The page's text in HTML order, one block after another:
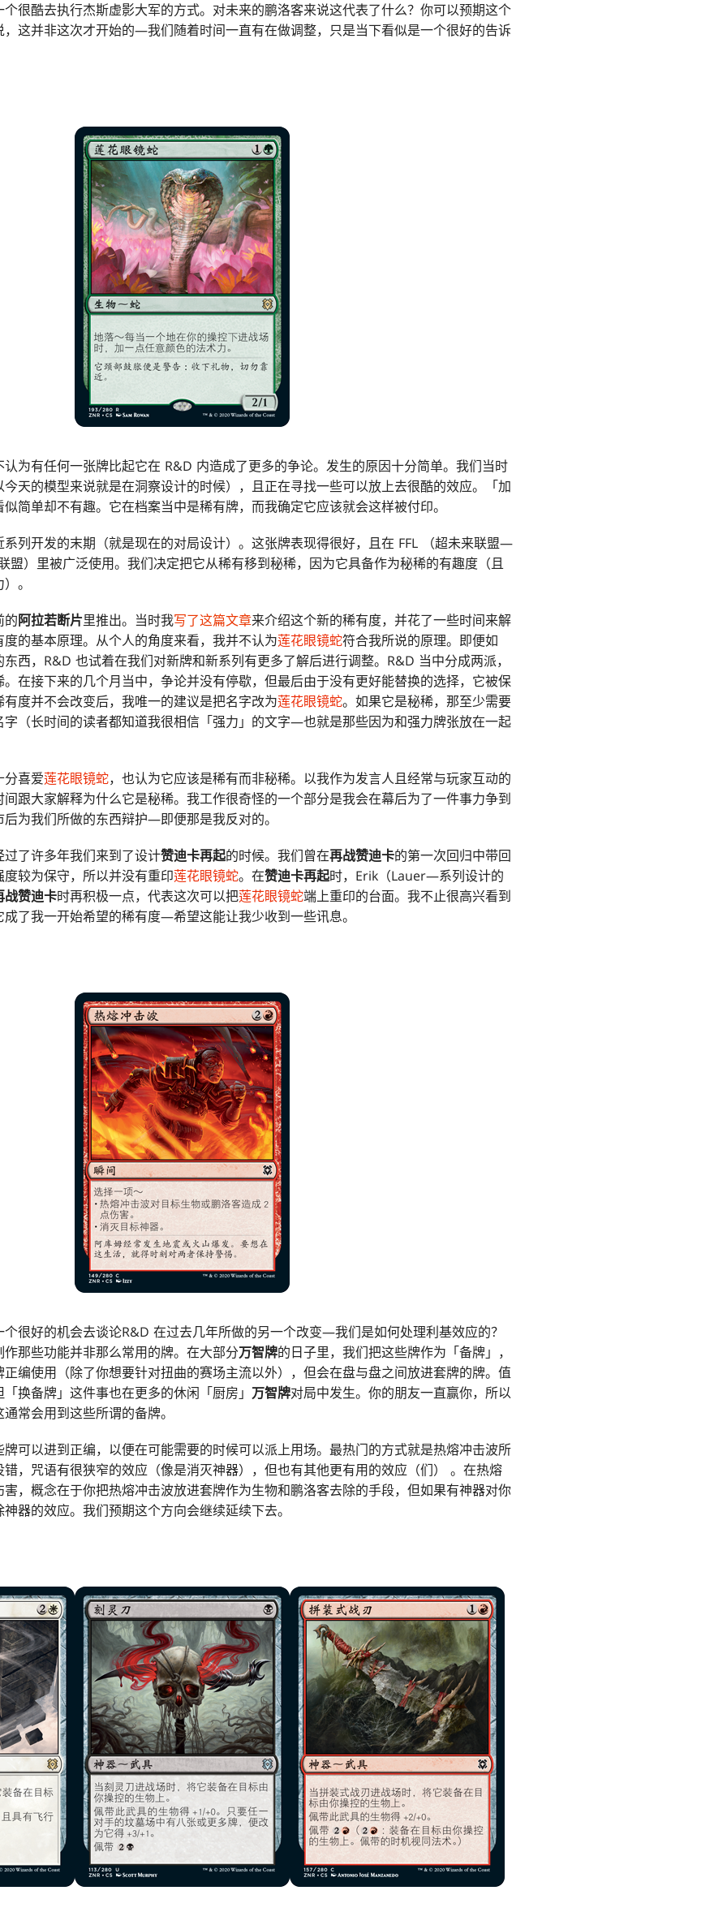
很酷去执行杰斯虚影大军的方式。对未来的鹏洛客来说这代表了什么？你可以预期这个
，这并非这次才开始的—我们随着时间一直有在做调整，只是当下看似是一个很好的告诉
认为有任何一张牌比起它在 R&D 内造成了更多的争论。发生的原因十分简单。我们当时
天的模型来说就是在洞察设计的时候），且正在寻找一些可以放上去很酷的效应。「加
简单却不有趣。它在档案当中是稀有牌，而我确定它应该就会这样被付印。
列开发的末期（就是现在的对局设计）。这张牌表现得很好，且在 FFL （超未来联盟—
盟）里被广泛使用。我们决定把它从稀有移到秘稀，因为它具备作为秘稀的有趣度（且
。
的阿拉若断片里推出。当时我写了这篇文章来介绍这个新的稀有度，并花了一些时间来解
的基本原理。从个人的角度来看，我并不认为莲花眼镜蛇符合我所说的原理。即便如
西，R&D 也试着在我们对新牌和新系列有更多了解后进行调整。R&D 当中分成两派，
在接下来的几个月当中，争论并没有停歇，但最后由于没有更好能替换的选择，它被保
度并不会改变后，我唯一的建议是把名字改为莲花眼镜蛇。如果它是秘稀，那至少需要
（长时间的读者都知道我很相信「强力」的文字—也就是那些因为和强力牌张放在一起
分喜爱莲花眼镜蛇，也认为它应该是稀有而非秘稀。以我作为发言人且经常与玩家互动的
跟大家解释为什么它是秘稀。我工作很奇怪的一个部分是我会在幕后为了一件事力争到
为我们所做的东西辩护—即便那是我反对的。
了许多年我们来到了设计赞迪卡再起的时候。我们曾在再战赞迪卡的第一次回归中带回
较为保守，所以并没有重印莲花眼镜蛇。在赞迪卡再起时，Erik（Lauer—系列设计的
战赞迪卡时再积极一点，代表这次可以把莲花眼镜蛇端上重印的台面。我不止很高兴看到
了我一开始希望的稀有度—希望这能让我少收到一些讯息。
很好的机会去谈论R&D 在过去几年所做的另一个改变—我们是如何处理利基效应的？
那些功能并非那么常用的牌。在大部分万智牌的日子里，我们把这些牌作为「备牌」，
编使用（除了你想要针对扭曲的赛场主流以外），但会在盘与盘之间放进套牌的牌。值
换备牌」这件事也在更多的休闲「厨房」 万智牌对局中发生。你的朋友一直赢你，所以
常会用到这些所谓的备牌。
可以进到正编，以便在可能需要的时候可以派上用场。最热门的方式就是热熔冲击波所
，咒语有很狭窄的效应（像是消灭神器），但也有其他更有用的效应（们） 。在热熔
，概念在于你把热熔冲击波放进套牌作为生物和鹏洛客去除的手段，但如果有神器对你
器的效应。我们预期这个方向会继续延续下去。